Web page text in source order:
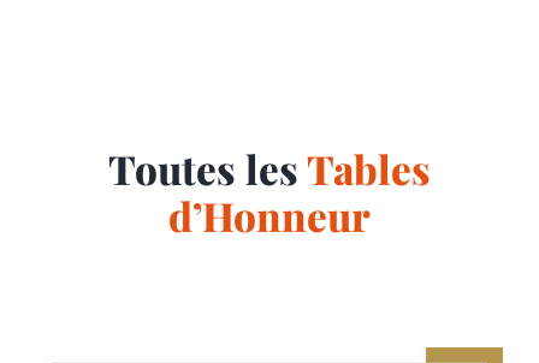
Toutes lesTables
d’Honneur